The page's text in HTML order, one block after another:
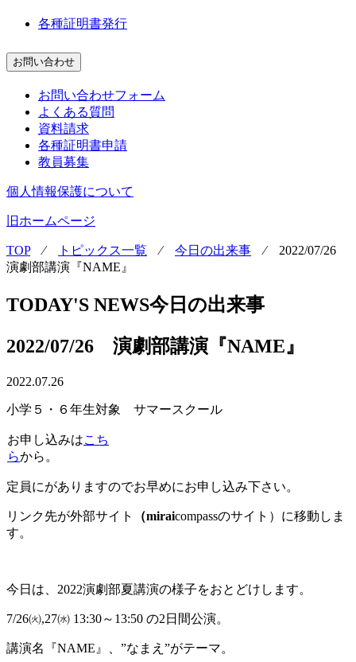
各種証明書発行
お問い合わせ
お問い合わせフォーム
よくある質問
資料請求
各種証明書申請
教員募集
個人情報保護について
旧ホームページ
TOP⁄ トピックス一覧 ⁄ 今日の出来事 ⁄ 2022/07/26
演劇部講演『NAME』
TODAY'S NEWS今日の出来事
2022/07/26 演劇部講演『NAME』
2022.07.26
小学５・６年生対象 サマースクール
お申し込みはこち
らから。
定員にがありますのでお早めにお申し込み下さい。
リンク先が外部サイト （miraicompassのサイト）に移動しま
す。
今日は、2022演劇部夏講演の様子をおとどけします。
7/26㈫,27㈬ 13:30～13:50 の2日間公演。
講演名『NAME』、”なまえ”がテーマ。